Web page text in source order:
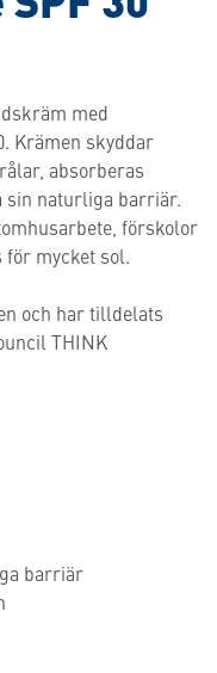
med
Krämen skyddar
absorberas
sin naturliga barriär.
förskolor
mycket sol.
och har tilldelats
THINK
barriär